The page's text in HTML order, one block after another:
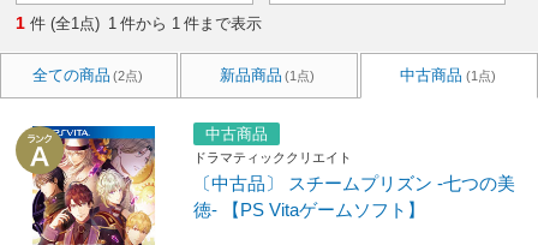
1 件 (全1点) 1 件から 1 件まで表示
全ての商品 (2点) 新品商品 (1点) 中古商品 (1点)
中古商品
ドラマティッククリエイト
〔中古品〕 スチームプリズン -七つの美
徳- 【PS Vitaゲームソフト】